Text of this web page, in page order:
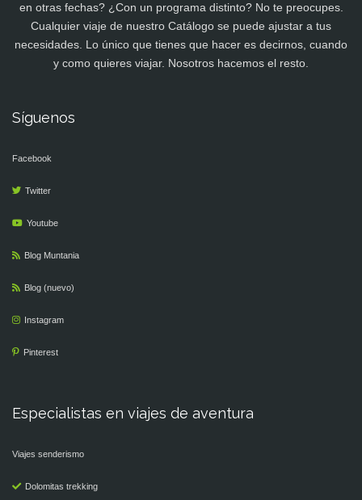
en otras fechas? ¿Con un programa distinto? No te preocupes.
Cualquier viaje de nuestro Catálogo se puede ajustar a tus
necesidades. Lo único que tienes que hacer es decirnos, cuando
y como quieres viajar. Nosotros hacemos el resto.
Síguenos
Facebook
Twitter
Youtube
Blog Muntania
Blog (nuevo)
Instagram
Pinterest
Especialistas en viajes de aventura
Viajes senderismo
Dolomitas trekking